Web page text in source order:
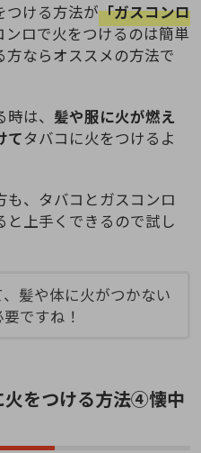
つける方法が「ガスコンロ
ンロで火をつけるのは簡単
ならオススメの方法で
は、 髪や服に火が燃え
てタバコに火をつけるよ
、タバコとガスコンロ
と上手くできるので試し
髪や体に火がつかない
ですね！
火をつける方法④懐中